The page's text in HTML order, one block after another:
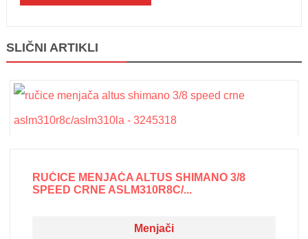
SLIČNI ARTIKLI
RUČICE MENJAČA ALTUS SHIMANO 3/8
SPEED CRNE ASLM310R8C/...
Menjači